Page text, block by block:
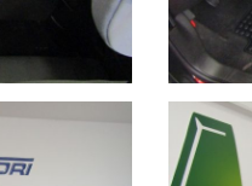
e documentazione, per
è riservato all'acquirente.